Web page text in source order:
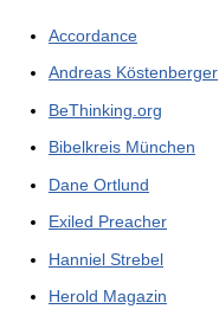
Accordance
Andreas Köstenberger
BeThinking.org
Bibelkreis München
Dane Ortlund
Exiled Preacher
Hanniel Strebel
Herold Magazin